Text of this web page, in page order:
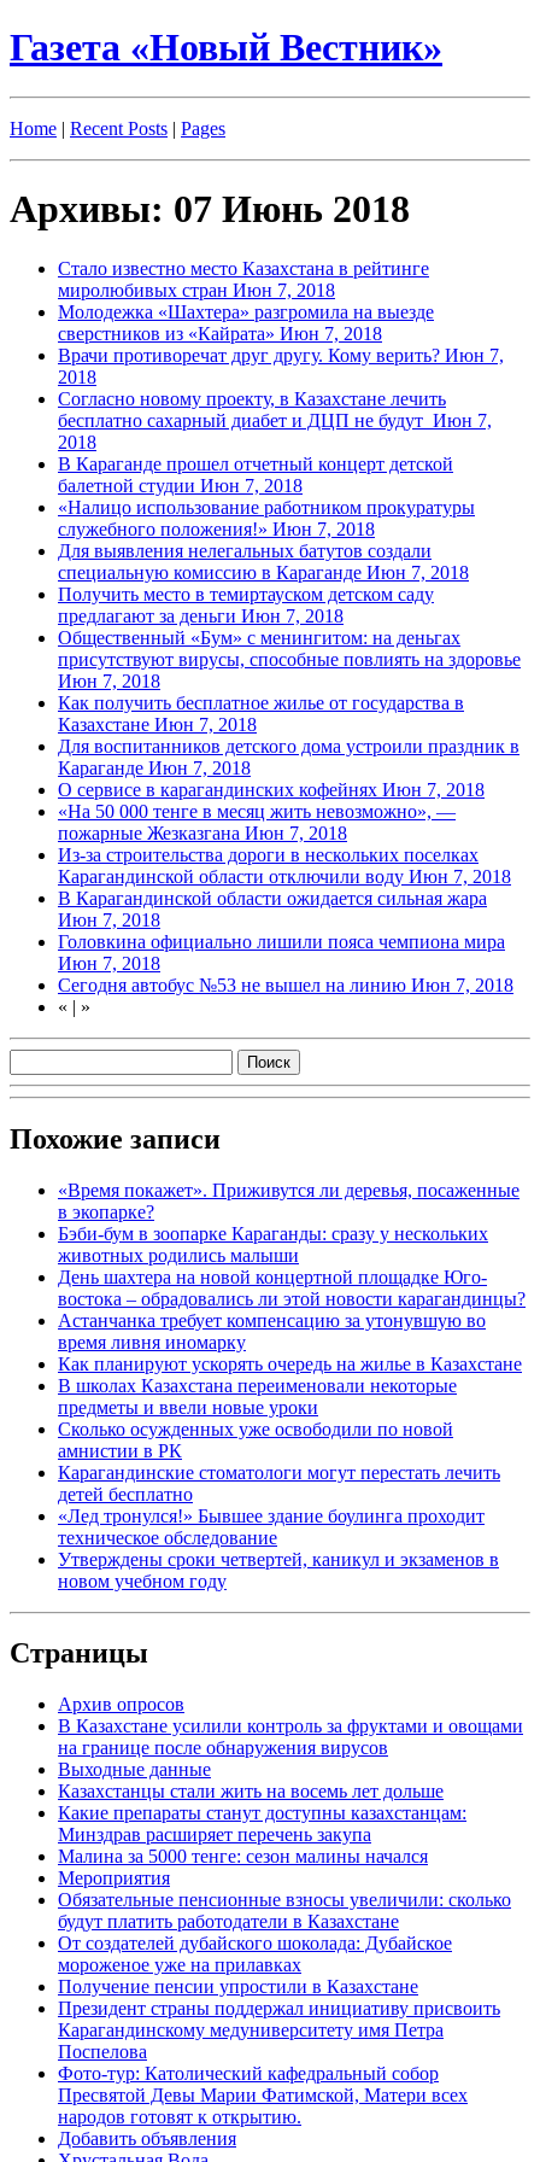
Газета «Новый Вестник»
Home | Recent Posts | Pages
Архивы: 07 Июнь 2018
Стало известно место Казахстана в рейтинге
миролюбивых стран Июн 7, 2018
Молодежка «Шахтера» разгромила на выезде
сверстников из «Кайрата» Июн 7, 2018
Врачи противоречат друг другу. Кому верить? Июн 7,
2018
Согласно новому проекту, в Казахстане лечить
бесплатно сахарный диабет и ДЦП не будут Июн 7,
2018
В Караганде прошел отчетный концерт детской
балетной студии Июн 7, 2018
«Налицо использование работником прокуратуры
служебного положения!» Июн 7, 2018
Для выявления нелегальных батутов создали
специальную комиссию в Караганде Июн 7, 2018
Получить место в темиртауском детском саду
предлагают за деньги Июн 7, 2018
Общественный «Бум» с менингитом: на деньгах
присутствуют вирусы, способные повлиять на здоровье
Июн 7, 2018
Как получить бесплатное жилье от государства в
Казахстане Июн 7, 2018
Для воспитанников детского дома устроили праздник в
Караганде Июн 7, 2018
О сервисе в карагандинских кофейнях Июн 7, 2018
«На 50 000 тенге в месяц жить невозможно», —
пожарные Жезказгана Июн 7, 2018
Из-за строительства дороги в нескольких поселках
Карагандинской области отключили воду Июн 7, 2018
В Карагандинской области ожидается сильная жара
Июн 7, 2018
Головкина официально лишили пояса чемпиона мира
Июн 7, 2018
Сегодня автобус №53 не вышел на линию Июн 7, 2018
« | »
Похожие записи
«Время покажет». Приживутся ли деревья, посаженные
в экопарке?
Бэби-бум в зоопарке Караганды: сразу у нескольких
животных родились малыши
День шахтера на новой концертной площадке Юго-
востока – обрадовались ли этой новости карагандинцы?
Астанчанка требует компенсацию за утонувшую во
время ливня иномарку
Как планируют ускорять очередь на жилье в Казахстане
В школах Казахстана переименовали некоторые
предметы и ввели новые уроки
Сколько осужденных уже освободили по новой
амнистии в РК
Карагандинские стоматологи могут перестать лечить
детей бесплатно
«Лед тронулся!» Бывшее здание боулинга проходит
техническое обследование
Утверждены сроки четвертей, каникул и экзаменов в
новом учебном году
Страницы
Архив опросов
В Казахстане усилили контроль за фруктами и овощами
на границе после обнаружения вирусов
Выходные данные
Казахстанцы стали жить на восемь лет дольше
Какие препараты станут доступны казахстанцам:
Минздрав расширяет перечень закупа
Малина за 5000 тенге: сезон малины начался
Мероприятия
Обязательные пенсионные взносы увеличили: сколько
будут платить работодатели в Казахстане
От создателей дубайского шоколада: Дубайское
мороженое уже на прилавках
Получение пенсии упростили в Казахстане
Президент страны поддержал инициативу присвоить
Карагандинскому медуниверситету имя Петра
Поспелова
Фото-тур: Католический кафедральный собор
Пресвятой Девы Марии Фатимской, Матери всех
народов готовят к открытию.
Добавить объявления